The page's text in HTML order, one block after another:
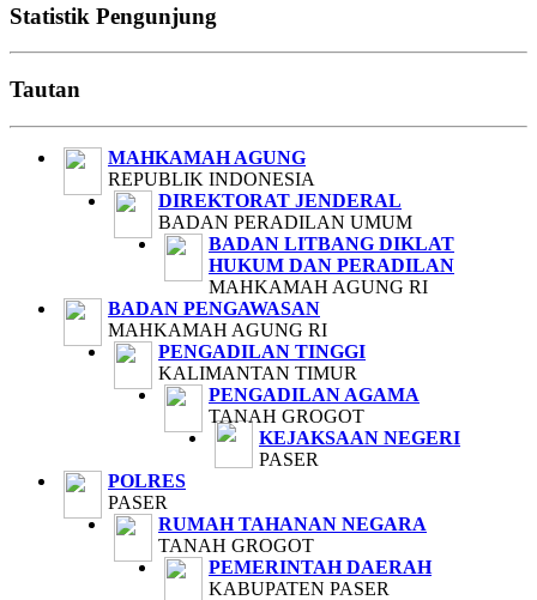
Statistik Pengunjung
Tautan
MAHKAMAH AGUNG
REPUBLIK INDONESIA
DIREKTORAT JENDERAL
BADAN PERADILAN UMUM
BADAN LITBANG DIKLAT
HUKUM DAN PERADILAN
MAHKAMAH AGUNG RI
BADAN PENGAWASAN
MAHKAMAH AGUNG RI
PENGADILAN TINGGI
KALIMANTAN TIMUR
PENGADILAN AGAMA
TANAH GROGOT
KEJAKSAAN NEGERI
PASER
POLRES
PASER
RUMAH TAHANAN NEGARA
TANAH GROGOT
PEMERINTAH DAERAH
KABUPATEN PASER